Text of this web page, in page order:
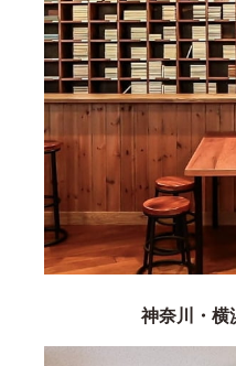
神奈川・横